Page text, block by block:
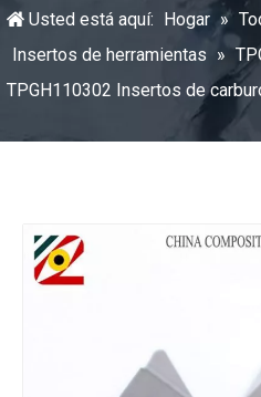
Usted está aquí: Hogar »
Insertos de herramientas »
TPGH110302 Insertos de